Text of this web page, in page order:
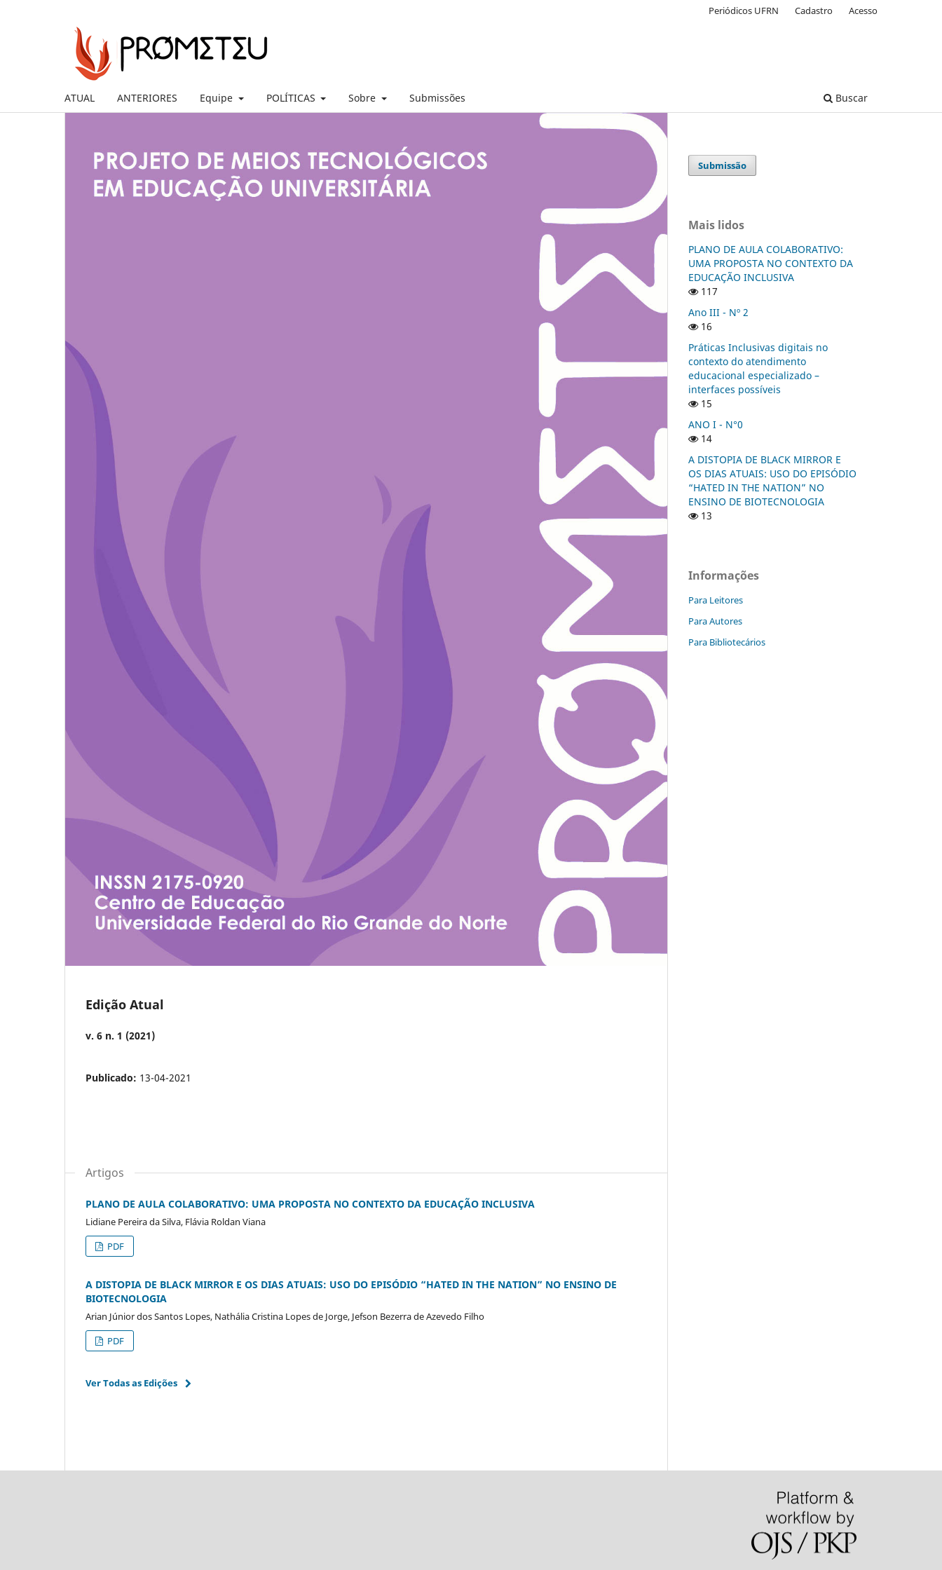
ATUAL ANTERIORES Equipe POLÍTICAS Sobre Submissões Buscar
Periódicos UFRN Cadastro Acesso
Edição Atual
v. 6 n. 1 (2021)
Publicado: 13-04-2021
Artigos
PLANO DE AULA COLABORATIVO: UMA PROPOSTA NO CONTEXTO DA EDUCAÇÃO INCLUSIVA
Lidiane Pereira da Silva, Flávia Roldan Viana
PDF
A DISTOPIA DE BLACK MIRROR E OS DIAS ATUAIS: USO DO EPISÓDIO “HATED IN THE NATION” NO ENSINO DE
BIOTECNOLOGIA
Arian Júnior dos Santos Lopes, Nathália Cristina Lopes de Jorge, Jefson Bezerra de Azevedo Filho
PDF
Ver Todas as Edições
Submissão
Mais lidos
PLANO DE AULA COLABORATIVO:
UMA PROPOSTA NO CONTEXTO DA
EDUCAÇÃO INCLUSIVA
117
Ano III - Nº 2
16
Práticas Inclusivas digitais no
contexto do atendimento
educacional especializado –
interfaces possíveis
15
ANO I - N°0
14
A DISTOPIA DE BLACK MIRROR E
OS DIAS ATUAIS: USO DO EPISÓDIO
“HATED IN THE NATION” NO
ENSINO DE BIOTECNOLOGIA
13
Informações
Para Leitores
Para Autores
Para Bibliotecários